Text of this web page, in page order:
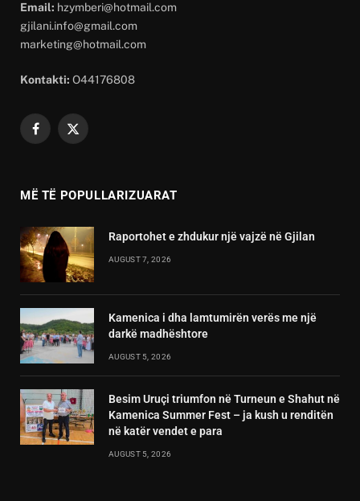
Email: hzymberi@hotmail.com
gjilani.info@gmail.com
marketing@hotmail.com
Kontakti: O44176808
Facebook
X
MË TË POPULLARIZUARAT
Raportohet e zhdukur një vajzë në Gjilan
AUGUST 7, 2026
Kamenica i dha lamtumirën verës me një
darkë madhështore
AUGUST 5, 2026
Besim Uruçi triumfon në Turneun e Shahut në
Kamenica Summer Fest – ja kush u renditën
në katër vendet e para
AUGUST 5, 2026